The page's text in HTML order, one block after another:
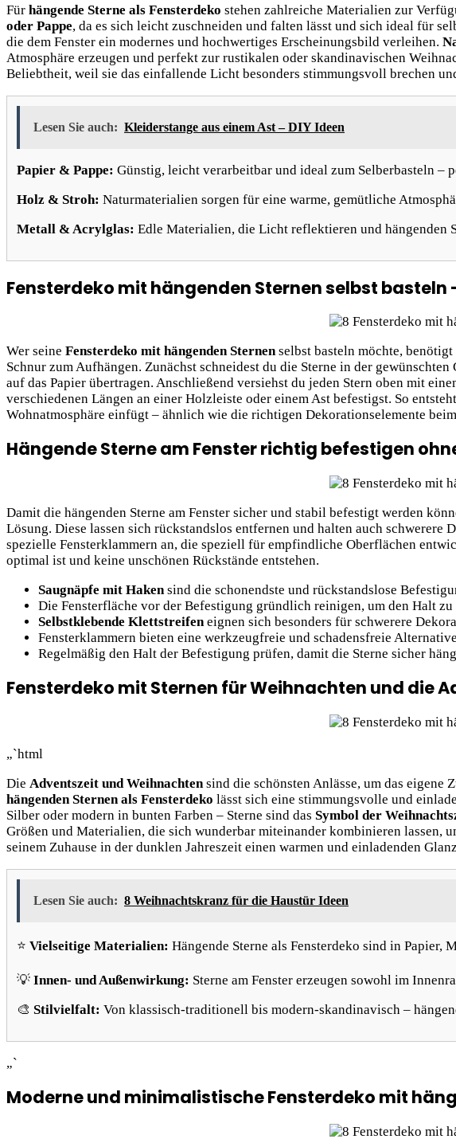
Für hängende Sterne als Fensterdeko stehen zahlreiche Materialien zur
oder Pappe, da es sich leicht zuschneiden und falten lässt und sich ideal für
die dem Fenster ein modernes und hochwertiges Erscheinungsbild verleihen.
Atmosphäre erzeugen und perfekt zur rustikalen oder skandinavischen
Beliebtheit, weil sie das einfallende Licht besonders stimmungsvoll brechen
Lesen Sie auch: Kleiderstange aus einem Ast – DIY Ideen
Papier & Pappe: Günstig, leicht verarbeitbar und ideal zum Selberbasteln –
Holz & Stroh: Naturmaterialien sorgen für eine warme, gemütliche
Metall & Acrylglas: Edle Materialien, die Licht reflektieren und hängenden
Fensterdeko mit hängenden Sternen selbst
Wer seine Fensterdeko mit hängenden Sternenselbst basteln möchte,
Schnur zum Aufhängen. Zunächst schneidest du die Sterne in der
auf das Papier übertragen. Anschließend versiehst du jeden Stern oben mit
verschiedenen Längen an einer Holzleiste oder einem Ast befestigst. So
Wohnatmosphäre einfügt – ähnlich wie die richtigen Dekorationselemente beim
Hängende Sterne am Fenster richtig befestigen
Damit die hängenden Sterne am Fenster sicher und stabil befestigt werden
Lösung. Diese lassen sich rückstandslos entfernen und halten auch
spezielle Fensterklammern an, die speziell für empfindliche Oberflächen
optimal ist und keine unschönen Rückstände entstehen.
Saugnäpfe mit Hakensind die schonendste und rückstandslose
Die Fensterfläche vor der Befestigung gründlich reinigen, um den Halt zu
Selbstklebende Klettstreifeneignen sich besonders für schwerere
Fensterklammern bieten eine werkzeugfreie und schadensfreie
Regelmäßig den Halt der Befestigung prüfen, damit die Sterne sicher
Fensterdeko mit Sternen für Weihnachten und die
„`html
Die Adventszeit und Weihnachten sind die schönsten Anlässe, um das eigene
hängenden Sternen als Fensterdeko lässt sich eine stimmungsvolle und
Silber oder modern in bunten Farben – Sterne sind das Symbol der
Größen und Materialien, die sich wunderbar miteinander kombinieren lassen,
seinem Zuhause in der dunklen Jahreszeit einen warmen und einladenden
Lesen Sie auch: 8 Weihnachtskranz für die Haustür Ideen
⭐ Vielseitige Materialien: Hängende Sterne als Fensterdeko sind in
💡 Innen- und Außenwirkung: Sterne am Fenster erzeugen sowohl im
🎨 Stilvielfalt: Von klassisch-traditionell bis modern-skandinavisch –
„`
Moderne und minimalistische Fensterdeko mit